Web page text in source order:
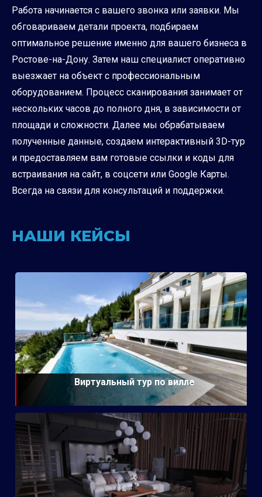
Работа начинается с вашего звонка или заявки. Мы
обговариваем детали проекта, подбираем
оптимальное решение именно для вашего бизнеса в
Ростове-на-Дону. Затем наш специалист оперативно
выезжает на объект с профессиональным
оборудованием. Процесс сканирования занимает от
нескольких часов до полного дня, в зависимости от
площади и сложности. Далее мы обрабатываем
полученные данные, создаем интерактивный 3D-тур
и предоставляем вам готовые ссылки и коды для
встраивания на сайт, в соцсети или Google Карты.
Всегда на связи для консультаций и поддержки.
НАШИ КЕЙСЫ
Виртуальный тур по вилле